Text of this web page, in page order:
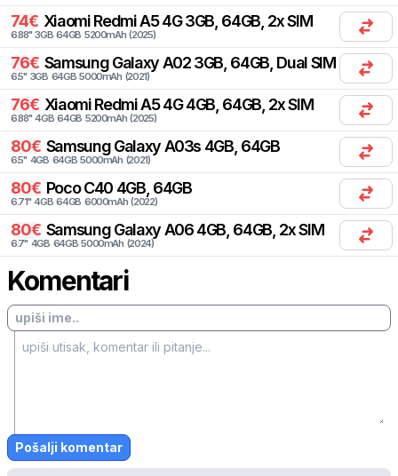
74€ Xiaomi Redmi A5 4G 3GB, 64GB, 2x SIM
6.88" 3GB 64GB 5200mAh (2025)
76€ Samsung Galaxy A02 3GB, 64GB, Dual SIM
6.5" 3GB 64GB 5000mAh (2021)
76€ Xiaomi Redmi A5 4G 4GB, 64GB, 2x SIM
6.88" 4GB 64GB 5200mAh (2025)
80€ Samsung Galaxy A03s 4GB, 64GB
6.5" 4GB 64GB 5000mAh (2021)
80€ Poco C40 4GB, 64GB
6.71" 4GB 64GB 6000mAh (2022)
80€ Samsung Galaxy A06 4GB, 64GB, 2x SIM
6.7" 4GB 64GB 5000mAh (2024)
Komentari
Pošalji komentar